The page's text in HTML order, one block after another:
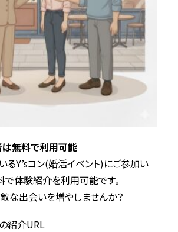
は無料で利用可能
Y’sコン(婚活イベント)にご参加い
で体験紹介を利用可能です。
な出会いを増やしませんか？
紹介URL